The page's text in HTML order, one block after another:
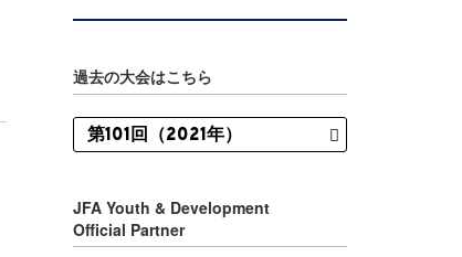
過去の大会はこちら
JFA Youth & Development
Official Partner